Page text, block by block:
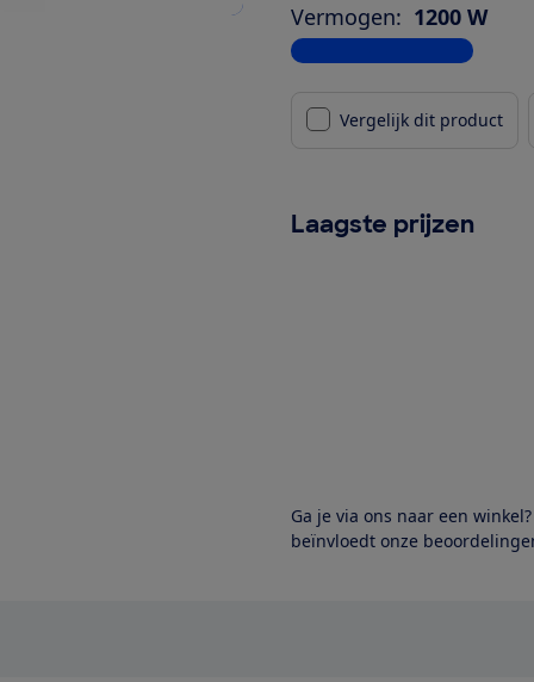
Vermogen: 1200 W
Bekijk alle specificaties
Vergelijk dit product
Laagste prijzen
Ga je via ons naar een
beïnvloedt onze